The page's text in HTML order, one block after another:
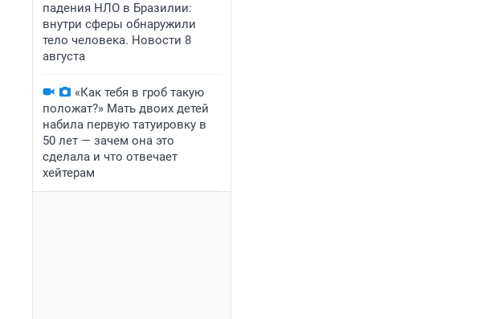
падения НЛО в Бразилии:
внутри сферы обнаружили
тело человека. Новости 8
августа
«Как тебя в гроб такую
положат?» Мать двоих детей
набила первую татуировку в
50 лет — зачем она это
сделала и что отвечает
хейтерам